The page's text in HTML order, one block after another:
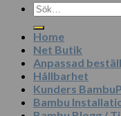
Sök
efter:
Home
Net Butik
Anpassad
Hållbarhet
Kunders
Bambu